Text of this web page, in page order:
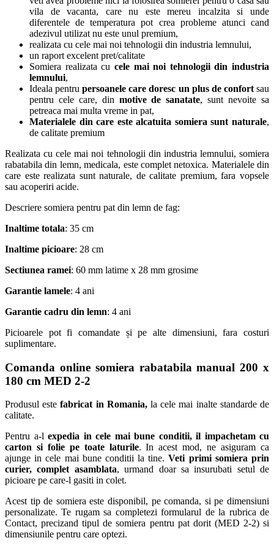
vila de vacanta, care nu este mereu incalzita si unde
diferentele de temperatura pot crea probleme atunci cand
adezivul utilizat nu este unul premium,
realizata cu cele mai noi tehnologii din industria lemnului,
un raport excelent pret/calitate
Somiera realizata cu cele mai noi tehnologii din industria
lemnului,
Ideala pentrupersoanele care doresc un plus de confortsau
pentru cele care, din motive de sanatate, sunt nevoite sa
petreaca mai multa vreme in pat,
Materialele din care este alcatuita somiera sunt naturale,
de calitate premium
Realizata cu cele mai noi tehnologii din industria lemnului, somiera
rabatabila din lemn, medicala, este complet netoxica. Materialele din
care este realizata sunt naturale, de calitate premium, fara vopsele
sau acoperiri acide.
Descriere somiera pentru pat din lemn de fag:
Inaltime totala: 35 cm
Inaltime picioare: 28 cm
Sectiunea ramei: 60 mm latime x 28 mm grosime
Garantie lamele: 4 ani
Garantie cadru din lemn: 4 ani
Picioarele pot fi comandate și pe alte dimensiuni, fara costuri
suplimentare.
Comanda online somiera rabatabila manual 200 x
180 cm MED 2-2
Produsul estefabricat in Romania,la cele mai inalte standarde de
calitate.
Pentru a-l expedia in cele mai bune conditii, il impachetam cu
carton si folie pe toate laturile. In acest mod, ne asiguram ca
ajunge in cele mai bune conditii la tine.Veti primi somiera prin
curier, complet asamblata, urmand doar sa insurubati setul de
picioare pe care-l gasiti in colet.
Acest tip de somiera este disponibil, pe comanda, si pe dimensiuni
personalizate. Te rugam sa completezi formularul de la rubrica de
Contact, precizand tipul de somiera pentru pat dorit (MED 2-2) si
dimensiunile pentru care optezi.